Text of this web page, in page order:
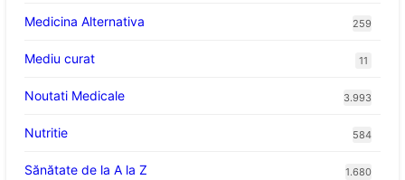
Medicina Alternativa 259
Mediu curat 11
Noutati Medicale 3.993
Nutritie 584
Sănătate de la A la Z 1.680